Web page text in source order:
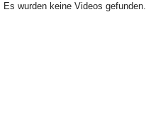
Es wurden keine Videos gefunden.